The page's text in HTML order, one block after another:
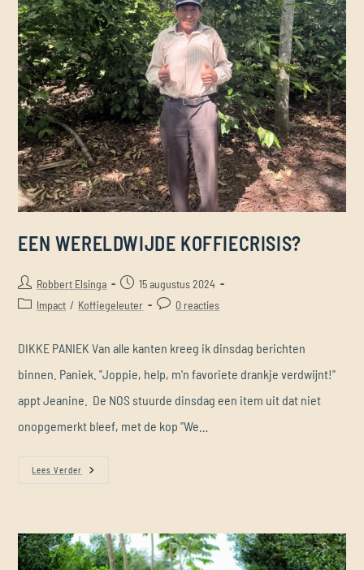
EEN WERELDWIJDE KOFFIECRISIS?
Robbert Elsinga
15 augustus 2024
Impact / Koffiegeleuter 0 reacties
DIKKE PANIEK Van alle kanten kreeg ik dinsdag berichten
binnen. Paniek. "Joppie, help, m'n favoriete drankje verdwijnt!"
appt Jeanine. De NOS stuurde dinsdag een item uit dat niet
onopgemerkt bleef, met de kop "We…
Lees Verder